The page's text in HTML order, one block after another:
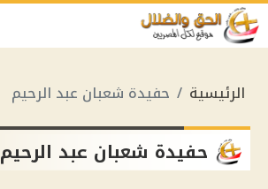
الرئيسية حفيدة شعبان عبد الرحيم
حفيدة شعبان عبد الرحيم